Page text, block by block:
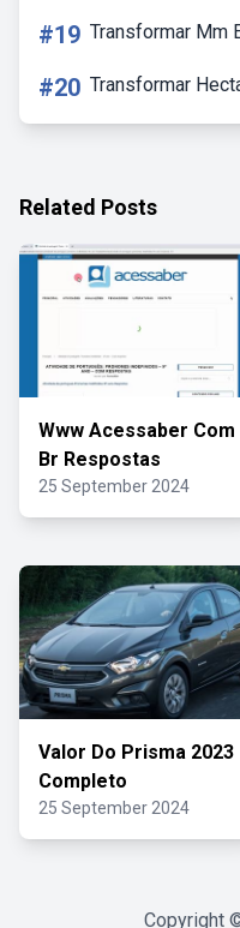
#19 Transformar Mm
#20 Transformar
Related Posts
Www Acessaber Com
Br Respostas
25 September 2024
Valor Do Prisma 2023
Completo
25 September 2024
Copyright